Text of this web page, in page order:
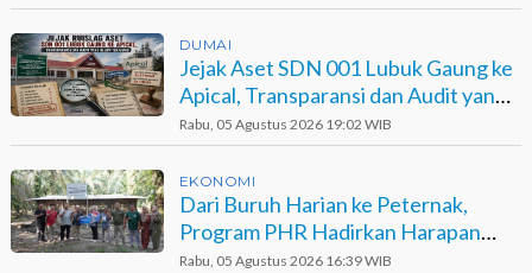
DUMAI
Jejak Aset SDN 001 Lubuk Gaung ke
Apical, Transparansi dan Audit yang
Belum Terjawab
Rabu, 05 Agustus 2026 19:02 WIB
EKONOMI
Dari Buruh Harian ke Peternak,
Program PHR Hadirkan Harapan
Baru bagi Suku Sakai
Rabu, 05 Agustus 2026 16:39 WIB